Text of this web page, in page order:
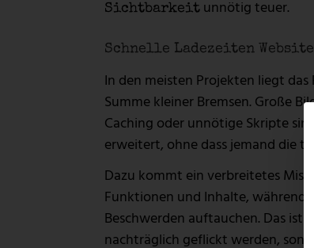
Sichtbarkeit unnötig teuer.
Schnelle Ladezeiten
In den meisten Projekten liegt
Summe kleiner Bremsen. Große
Caching oder unnötige Skripte
erweitert, ohne dass jemand die
Dazu kommt ein verbreitetes
Funktionen und Inhalte, während
Beschwerden auftauchen. Das ist
nachträglich geflickt werden,